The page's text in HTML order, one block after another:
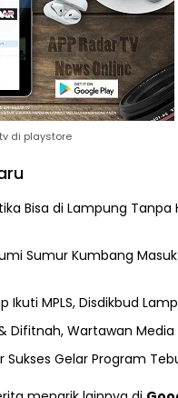
di playstore
Bisa di Lampung Tanpa
Sumur Kumbang
Ikuti MPLS, Disdikbud
Difitnah, Wartawan Media
Sukses Gelar Program